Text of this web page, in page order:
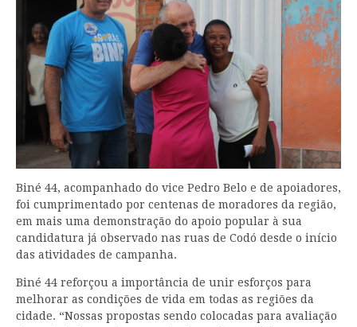
Biné 44, acompanhado do vice Pedro Belo e de apoiadores,
foi cumprimentado por centenas de moradores da região,
em mais uma demonstração do apoio popular à sua
candidatura já observado nas ruas de Codó desde o início
das atividades de campanha.
Biné 44 reforçou a importância de unir esforços para
melhorar as condições de vida em todas as regiões da
cidade. “Nossas propostas sendo colocadas para avaliação